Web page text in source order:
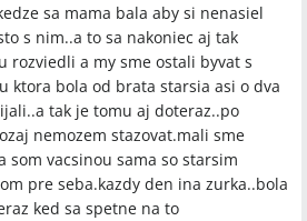
sa mama bala aby si nenasiel
s nim..a to sa nakoniec aj tak
rozviedli a my sme ostali byvat s
ktora bola od brata starsia asi o dva
tak je tomu aj doteraz..po
nemozem stazovat.mali sme
som vacsinou sama so starsim
pre seba.kazdy den ina zurka..bola
ked sa spetne na to